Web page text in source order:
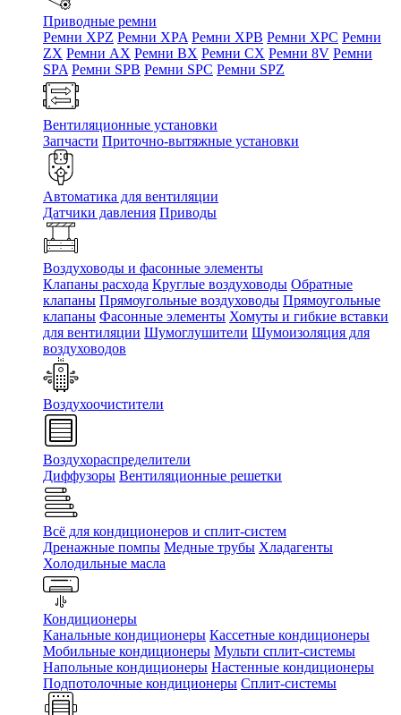
Приводные ремни
Ремни XPZ Ремни XPA Ремни XPB Ремни XPC Ремни
ZX Ремни AX Ремни BX Ремни CX Ремни 8V Ремни
SPA Ремни SPB Ремни SPC Ремни SPZ
Вентиляционные установки
Запчасти Приточно-вытяжные установки
Автоматика для вентиляции
Датчики давления Приводы
Воздуховоды и фасонные элементы
Клапаны расхода Круглые воздуховоды Обратные
клапаны Прямоугольные воздуховоды Прямоугольные
клапаны Фасонные элементы Хомуты и гибкие вставки
для вентиляции Шумоглушители Шумоизоляция для
воздуховодов
Воздухоочистители
Воздухораспределители
Диффузоры Вентиляционные решетки
Всё для кондиционеров и сплит-систем
Дренажные помпы Медные трубы Хладагенты
Холодильные масла
Кондиционеры
Канальные кондиционеры Кассетные кондиционеры
Мобильные кондиционеры Мульти сплит-системы
Напольные кондиционеры Настенные кондиционеры
Подпотолочные кондиционеры Сплит-системы